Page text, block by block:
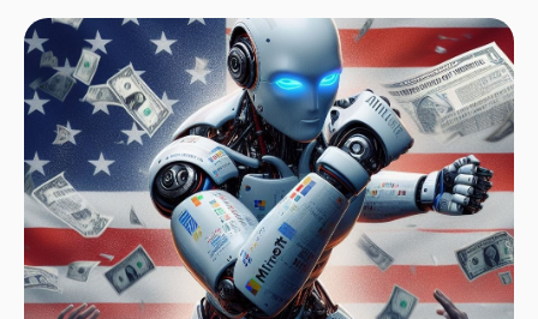
포함해 12.99유로입니다. 2024년 3월1일부터는 추가 연결된 계정에 대해
PC에서는 월 6유로, 모바일에선 월 8유로를 청구할 방침이죠. 이번 정책은 EU
개인정보보호규정(GDPR)을 준수하기 위해 마련됐습니다.이때 주목해야 할
수치는 사용자당평균수익(ARPU)입니다. 가장 최근 분기 유럽에서 월
6.35달러를 기록했습니다. 가입자 수가 늘면 ARPU가 높아질 수 있지만,
광고에 더 큰 금액을 지출할 여력이 있는 사용자가 가입할 경우 전체 매출은
떨어질 가능성이 있죠. 블룸버그는 이번 구독 모델이 광고보다 더 나은
비즈니스가 될 수 있는지에 대한 실험이라고 정의했습니다. 👉 X∙오픈AI∙
넷플릭스에게도 어려운 구독경기가 둔화할 때 기업이 가장 먼저 삭감하는
예산은 마케팅이라는 말이 자주 반복됩니다. 하지만 2023년 메타와 알파벳은
강력한 성장세를 보여주며 광고가 여전히 유효하다는 점을 보여줬습니다.
반면 구독은 쉽지 않습니다. 일론 머스크 테슬라 창업자가 인수한 후
구독모델에 집중한 X(전 트위터)의 성적은 신통치 않습니다. 블룸버그에